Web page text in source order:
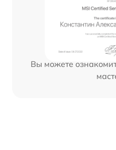
Вы можете